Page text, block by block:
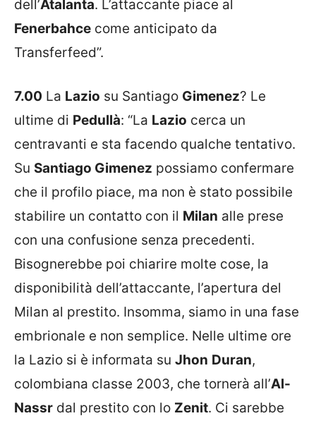
dell’Atalanta. L’attaccante piace al
Fenerbahce come anticipato da
Transferfeed”.
7.00 La Lazio su Santiago Gimenez? Le
ultime di Pedullà: “La Lazio cerca un
centravanti e sta facendo qualche tentativo.
Su Santiago Gimenez possiamo confermare
che il profilo piace, ma non è stato possibile
stabilire un contatto con il Milan alle prese
con una confusione senza precedenti.
Bisognerebbe poi chiarire molte cose, la
disponibilità dell’attaccante, l’apertura del
Milan al prestito. Insomma, siamo in una fase
embrionale e non semplice. Nelle ultime ore
la Lazio si è informata su Jhon Duran,
colombiana classe 2003, che tornerà all’Al-
Nassr dal prestito con lo Zenit. Ci sarebbe